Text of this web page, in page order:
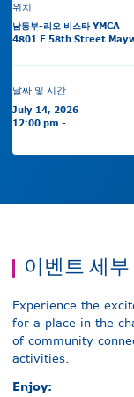
위치
남동부-리오 비스타 YMCA
4801 E 58th Street
날짜 및 시간
July 14, 2026
12:00 pm -
이벤트 세
Experience the
for a place in the
of community
activities.
Enjoy: